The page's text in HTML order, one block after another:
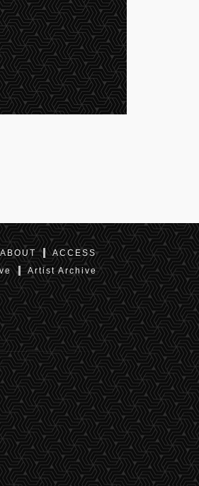
ABOUT
ACCESS
Artist Archive